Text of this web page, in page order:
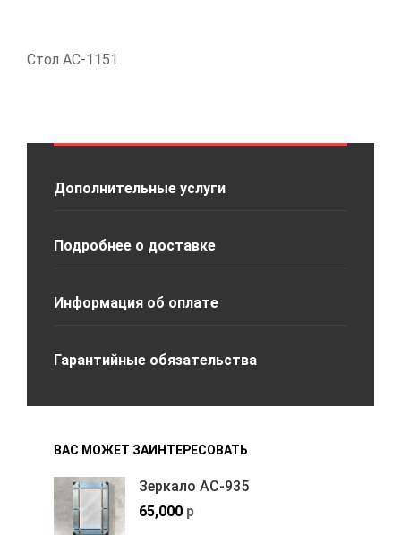
Стол АС-1151
Дополнительные услуги
Подробнее о доставке
Информация об оплате
Гарантийные обязательства
ВАС МОЖЕТ ЗАИНТЕРЕСОВАТЬ
Зеркало АС-935
65,000 р